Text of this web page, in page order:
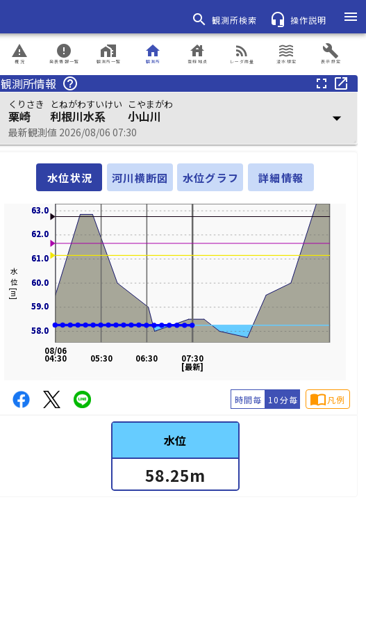
search 観測所検索 headset_mic 操作説明
menu
概況
report_problem
発表情報一覧
error
観測所一覧
home_work
観測所
home
登録地点
house
レーダ雨量
rss_feed
浸水想定
waves
表示設定
build
観測所情報 help_outline fullscreen open_in_new
くりさき
栗崎
とねがわすいけい
利根川水系
こやまがわ
小山川
最新観測値 2026/08/06 07:30
arrow_drop_down
水位状況 河川横断図 水位グラフ 詳細情報
58.0
59.0
60.0
61.0
62.0
63.0
水位[m]
58.0
59.0
60.0
61.0
62.0
63.0
07:30
[最新]
06:30
05:30
08/06
04:30
時間毎 10分毎 import_contacts凡例
水位
58.25m